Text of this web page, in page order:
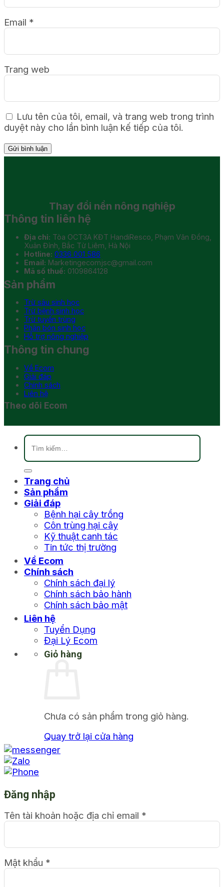
Email *
Trang web
Lưu tên của tôi, email, và trang web trong trình
duyệt này cho lần bình luận kế tiếp của tôi.
Thay đổi nền nông nghiệp
Thông tin liên hệ
Địa chỉ: Tòa OCT3A KĐT HandiResco, Phạm Văn Đồng,
Xuân Đỉnh, Bắc Từ Liêm, Hà Nội
Hotline: 0336 001 586
Email: Marketingecomjsc@gmail.com
Mã số thuế: 0109864128
Sản phẩm
Trừ sâu sinh học
Trừ bệnh sinh học
Trừ tuyến trùng
Phân bón sinh học
Hỗ trợ nông nghiệp
Thông tin chung
Về Ecom
Giải đáp
Chính sách
Liên hệ
Theo dõi Ecom
Tìm
kiếm:
Trang chủ
Sản phẩm
Giải đáp
Bệnh hại cây trồng
Côn trùng hại cây
Kỹ thuật canh tác
Tin tức thị trường
Về Ecom
Chính sách
Chính sách đại lý
Chính sách bảo hành
Chính sách bảo mật
Liên hệ
Tuyển Dụng
Đại Lý Ecom
Giỏ hàng
Chưa có sản phẩm trong giỏ hàng.
Quay trở lại cửa hàng
Đăng nhập
Tên tài khoản hoặc địa chỉ email *
Mật khẩu *